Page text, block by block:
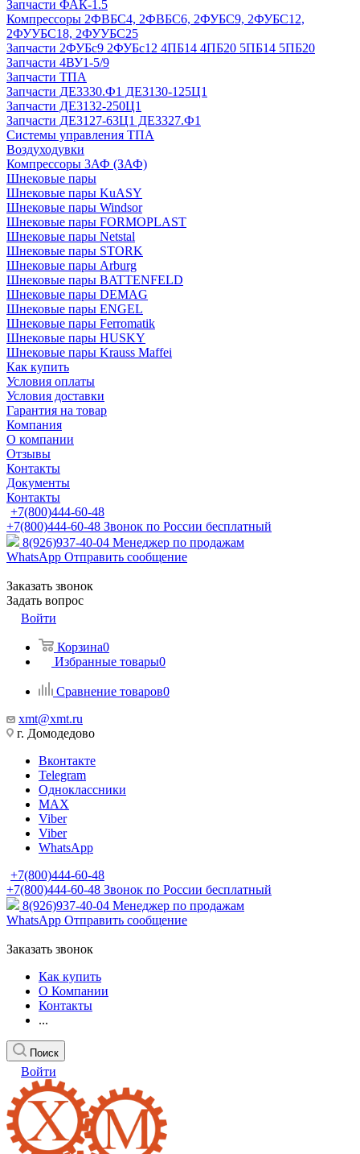
Запчасти ФАК-1.5
Компрессоры 2ФВБС4, 2ФВБС6, 2ФУБС9, 2ФУБС12,
2ФУУБС18, 2ФУУБС25
Запчасти 2ФУБс9 2ФУБс12 4ПБ14 4ПБ20 5ПБ14 5ПБ20
Запчасти 4ВУ1-5/9
Запчасти ТПА
Запчасти ДЕ3330.Ф1 ДЕ3130-125Ц1
Запчасти ДЕ3132-250Ц1
Запчасти ДЕ3127-63Ц1 ДЕ3327.Ф1
Системы управления ТПА
Воздуходувки
Компрессоры 3АФ (ЗАФ)
Шнековые пары
Шнековые пары KuASY
Шнековые пары Windsor
Шнековые пары FORMOPLAST
Шнековые пары Netstal
Шнековые пары STORK
Шнековые пары Arburg
Шнековые пары BATTENFELD
Шнековые пары DEMAG
Шнековые пары ENGEL
Шнековые пары Ferromatik
Шнековые пары HUSKY
Шнековые пары Krauss Maffei
Как купить
Условия оплаты
Условия доставки
Гарантия на товар
Компания
О компании
Отзывы
Контакты
Документы
Контакты
+7(800)444-60-48
+7(800)444-60-48 Звонок по России бесплатный
8(926)937-40-04 Менеджер по продажам
WhatsApp Отправить сообщение
Заказать звонок
Задать вопрос
Войти
Корзина0
Избранные товары0
Сравнение товаров0
xmt@xmt.ru
г. Домодедово
Вконтакте
Telegram
Одноклассники
MAX
Viber
Viber
WhatsApp
+7(800)444-60-48
+7(800)444-60-48 Звонок по России бесплатный
8(926)937-40-04 Менеджер по продажам
WhatsApp Отправить сообщение
Заказать звонок
Как купить
О Компании
Контакты
...
Поиск
Войти